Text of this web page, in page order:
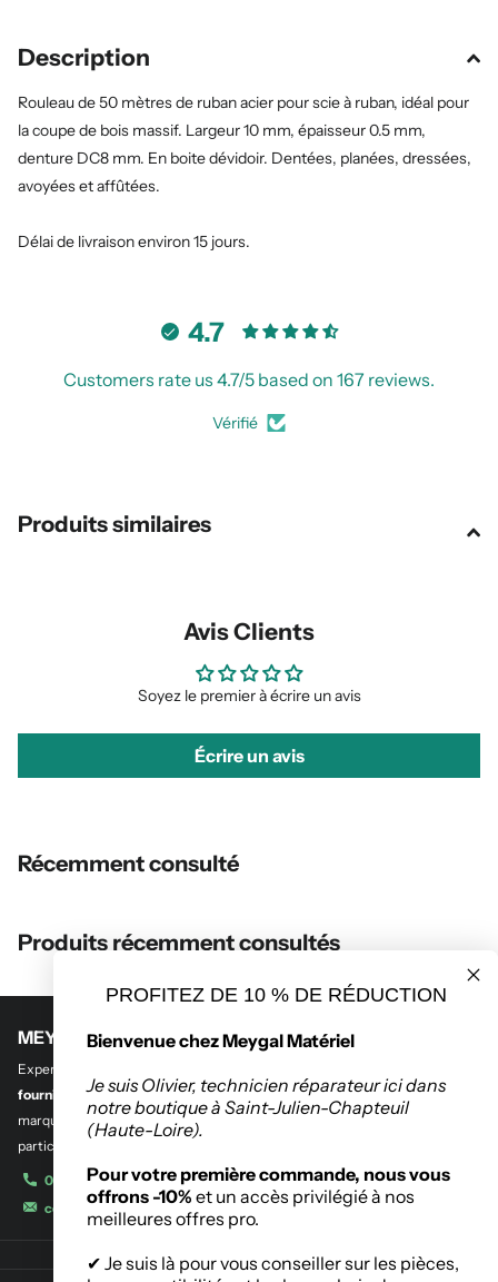
Description
Rouleau de 50 mètres de ruban acier pour scie à ruban, idéal pour
la coupe de bois massif. Largeur 10 mm, épaisseur 0.5 mm,
denture DC8 mm. En boite dévidoir. Dentées, planées, dressées,
avoyées et affûtées.
Délai de livraison environ 15 jours.
4.7
Customers rate us 4.7/5 based on 167 reviews.
Vérifié
Produits similaires
Avis Clients
Soyez le premier à écrire un avis
Écrire un avis
Récemment consulté
Produits récemment consultés
MEYGAL MATERIEL
Experts en
fourniture industrielle.Découvrez notre sélection des plus grandes
marques de l’outillage destinés aux entreprises, administrations et
particuliers.
04 71 08 42 11
contact@meygalmat.fr
PROFITEZ DE 10 % DE RÉDUCTION
Bienvenue chez Meygal Matériel
Je suis Olivier, technicien réparateur ici dans
notre boutique à Saint-Julien-Chapteuil
(Haute-Loire).
Pour votre première commande, nous vous
offrons -10% et un accès privilégié à nos
meilleures offres pro.
✔ Je suis là pour vous conseiller sur les pièces,